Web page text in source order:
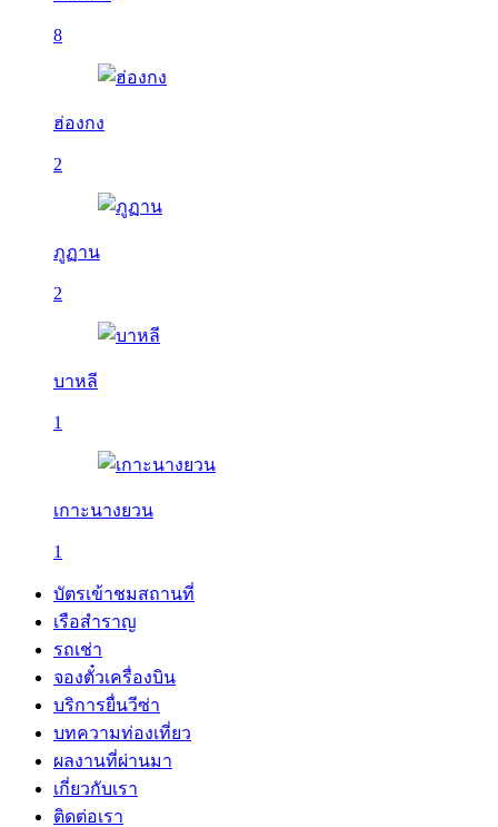
8
ฮ่องกง
2
ภูฏาน
2
บาหลี
1
เกาะนางยวน
1
บัตรเข้าชมสถานที่
เรือสำราญ
รถเช่า
จองตั๋วเครื่องบิน
บริการยื่นวีซ่า
บทความท่องเที่ยว
ผลงานที่ผ่านมา
เกี่ยวกับเรา
ติดต่อเรา